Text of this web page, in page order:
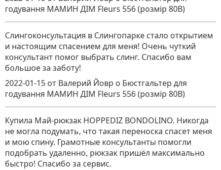
годування МАМИН ДІМ Fleurs 556 (розмір 80B)
Слингоконсультация в Слингопарке стало открытием
и настоящим спасением для меня! Очень чуткий
консультант помог выбрать слинг. Спасибо вам
большое за заботу!
2022-01-15 от Валерий Йовр о Бюстгальтер для
годування МАМИН ДІМ Fleurs 556 (розмір 80B)
Купила Май-рюкзак HOPPEDIZ BONDOLINO. Никогда
не могла подумать, что такая переноска спасет меня
и мою спину. Грамотные консультанты помогли
подобрать удаленно, рюкзак пришёл максимально
быстро! Спасибо за сервис.